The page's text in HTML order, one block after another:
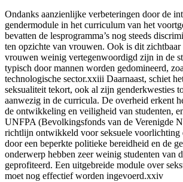
Ondanks aanzienlijke verbeteringen door de
gendermodule in het curriculum van het
bevatten de lesprogramma’s nog steeds
ten opzichte van vrouwen. Ook is dit
vrouwen weinig vertegenwoordigd zijn in de
typisch door mannen worden gedomineerd,
technologische sector.xxiii Daarnaast, schiet
seksualiteit tekort, ook al zijn genderkwesties
aanwezig in de curricula. De overheid erkent
de ontwikkeling en veiligheid van studenten,
UNFPA (Bevolkingsfonds van de Verenigde
richtlijn ontwikkeld voor seksuele voorlichting
door een beperkte politieke bereidheid en de
onderwerp hebben zeer weinig studenten van
geprofiteerd. Een uitgebreide module over
moet nog effectief worden ingevoerd.xxiv